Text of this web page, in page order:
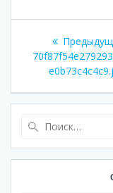
по
записям